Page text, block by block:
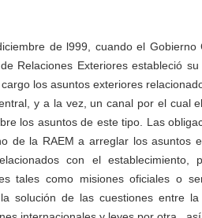
de l999, cuando el
Relaciones Exteriores estableció
los asuntos exteriores
y a la vez, un canal por el cual
los asuntos de este tipo. Las
de la RAEM a arreglar los asuntos
con el
tales como misiones oficiales o
solución de las cuestiones entre